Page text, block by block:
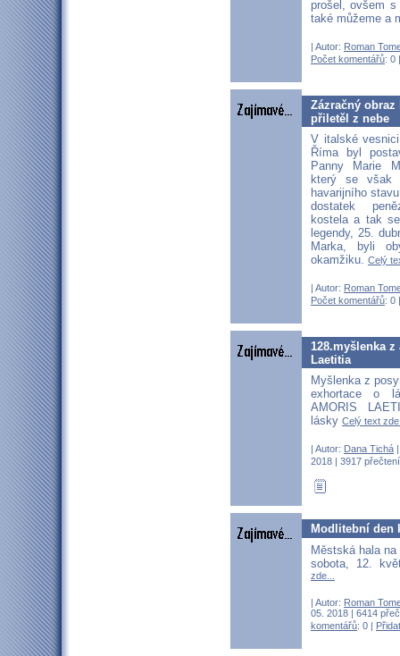
prošel, ovšem
také můžeme a
| Autor: Roman
Počet komentářů: 0
Zázračný obraz
přiletěl z nebe
V italské
Říma byl
Panny Marie
který se však
havarijního
dostatek
kostela a tak
legendy, 25.
Marka, byli
okamžiku. Celý
| Autor: Roman
Počet komentářů: 0
128.myšlenka
Laetitia
Myšlenka z
exhortace o
AMORIS
lásky Celý text
| Autor: Dana Tichá
2018 | 3917
Modlitební den
Městská hala
sobota, 12.
zde...
| Autor: Roman
05. 2018 | 6414
komentářů: 0 |